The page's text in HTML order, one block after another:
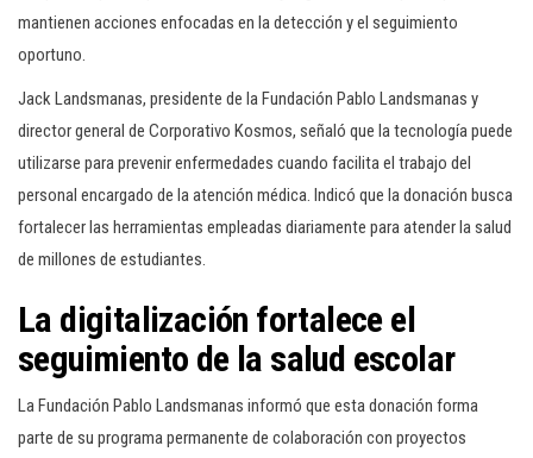
mantienen acciones enfocadas en la detección y el seguimiento
oportuno.
Jack Landsmanas, presidente de la Fundación Pablo Landsmanas y
director general de Corporativo Kosmos, señaló que la tecnología puede
utilizarse para prevenir enfermedades cuando facilita el trabajo del
personal encargado de la atención médica. Indicó que la donación busca
fortalecer las herramientas empleadas diariamente para atender la salud
de millones de estudiantes.
La digitalización fortalece el
seguimiento de la salud escolar
La Fundación Pablo Landsmanas informó que esta donación forma
parte de su programa permanente de colaboración con proyectos